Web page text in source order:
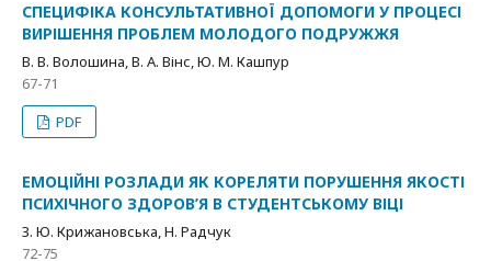
СПЕЦИФІКА КОНСУЛЬТАТИВНОЇ ДОПОМОГИ У ПРОЦЕСІ
ВИРІШЕННЯ ПРОБЛЕМ МОЛОДОГО ПОДРУЖЖЯ
В. В. Волошина, В. А. Вінс, Ю. М. Кашпур
67-71
PDF
ЕМОЦІЙНІ РОЗЛАДИ ЯК КОРЕЛЯТИ ПОРУШЕННЯ ЯКОСТІ
ПСИХІЧНОГО ЗДОРОВ’Я В СТУДЕНТСЬКОМУ ВІЦІ
З. Ю. Крижановська, Н. Радчук
72-75